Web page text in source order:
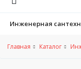
Инженерная
Главная Каталог